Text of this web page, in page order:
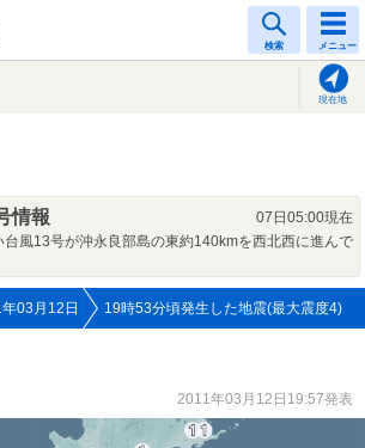
検索 メニュー
現在地
情報
07日05:00現在
台風13号が沖永良部島の東約140kmを西北西に進んで
03月12日 19時53分頃発生した地震(最大震度4)
2011年03月12日19:57発表